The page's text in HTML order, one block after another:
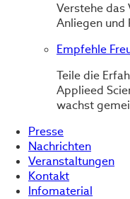
Verstehe das
Anliegen und
Empfehle
Teile die
Applieed
wachst
Presse
Nachrichten
Veranstaltungen
Kontakt
Infomaterial